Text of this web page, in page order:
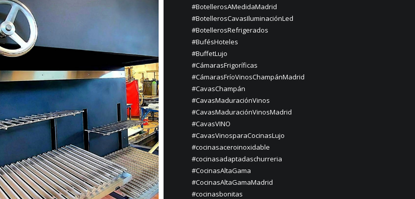
#BotellerosAMedidaMadrid
#BotellerosCavasIluminaciónLed
#BotellerosRefrigerados
#BufésHoteles
#BuffetLujo
#CámarasFrigoríficas
#CámarasFríoVinosChampánMadrid
#CavasChampán
#CavasMaduraciónVinos
#CavasMaduraciónVinosMadrid
#CavasVINO
#CavasVinosparaCocinasLujo
#cocinasaceroinoxidable
#cocinasadaptadaschurreria
#CocinasAltaGama
#CocinasAltaGamaMadrid
#cocinasbonitas